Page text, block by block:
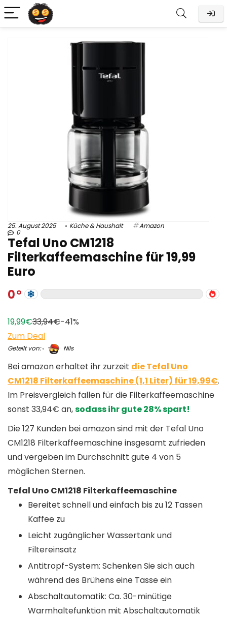
25. August 2025 Küche & Haushalt Amazon
0
Tefal Uno CM1218
Filterkaffeemaschine für 19,99
Euro
0
19,99€33,94€-41%
Zum Deal
Geteilt von: Nils
Bei amazon erhaltet ihr zurzeit die Tefal Uno
CM1218 Filterkaffeemaschine (1,1 Liter) für 19,99€.
Im Preisvergleich fallen für die Filterkaffeemaschine
sonst 33,94€ an,sodass ihr gute 28% spart!
Die 127 Kunden bei amazon sind mit der Tefal Uno
CM1218 Filterkaffeemaschine insgesamt zufrieden
und vergeben im Durchschnitt gute 4 von 5
möglichen Sternen.
Tefal Uno CM1218 Filterkaffeemaschine
Bereitet schnell und einfach bis zu 12 Tassen
Kaffee zu
Leicht zugänglicher Wassertank und
Filtereinsatz
Antitropf-System: Schenken Sie sich auch
während des Brühens eine Tasse ein
Abschaltautomatik: Ca. 30-minütige
Warmhaltefunktion mit Abschaltautomatik